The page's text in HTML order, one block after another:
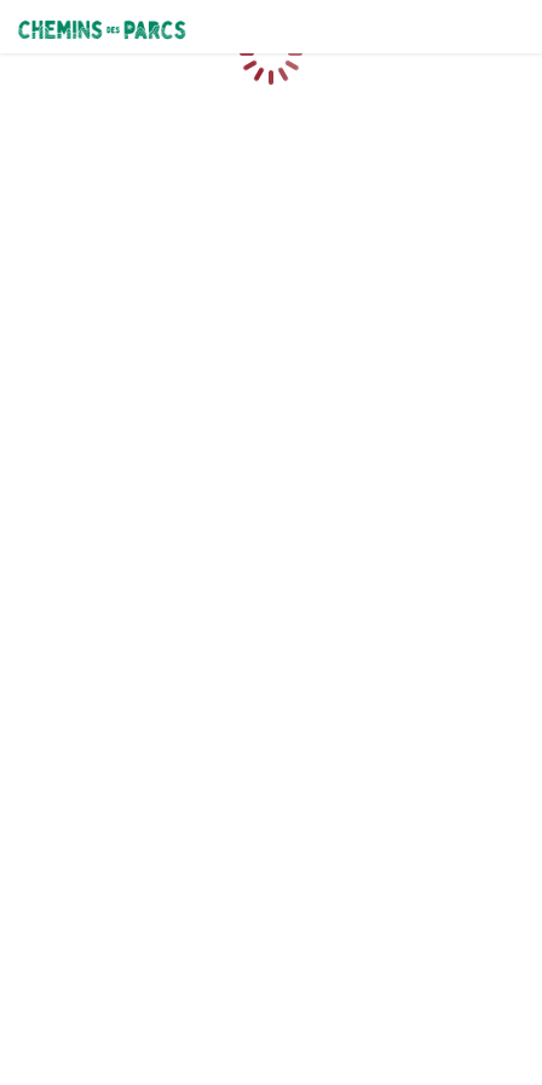
Chemins des Parcs
Caricamento